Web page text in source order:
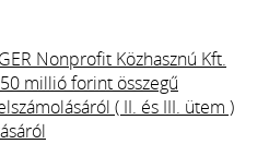
Nonprofit Közhasznú Kft.
millió forint összegű
( II. és III. ütem )